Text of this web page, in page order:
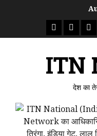
राष्ट्रीयताजा
उत्तर
ITN
देश का